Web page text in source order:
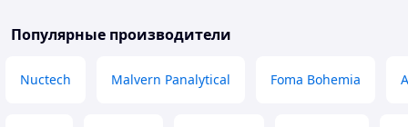
Популярные производители
Nuctech Malvern Panalytical Foma Bohemia